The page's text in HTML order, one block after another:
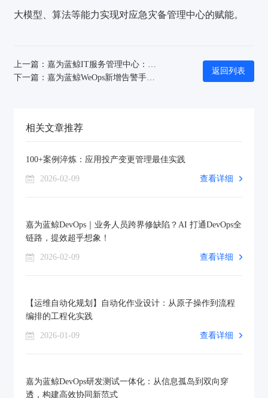
大模型、算法等能力实现对应急灾备管理中心的赋能。
返回列表
相关文章推荐
100+案例淬炼：应用投产变更管理最佳实践
2026-02-09 查看详细
嘉为蓝鲸DevOps｜业务人员跨界修缺陷？AI 打通DevOps全
链路，提效超乎想象！
2026-02-09 查看详细
【运维自动化规划】自动化作业设计：从原子操作到流程
编排的工程化实践
2026-01-09 查看详细
嘉为蓝鲸DevOps研发测试一体化：从信息孤岛到双向穿
透，构建高效协同新范式